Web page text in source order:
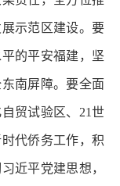
示范区建设。要
的平安福建，坚
南屏障。要全面
贸试验区、21世
代侨务工作，积
近平党建思想，